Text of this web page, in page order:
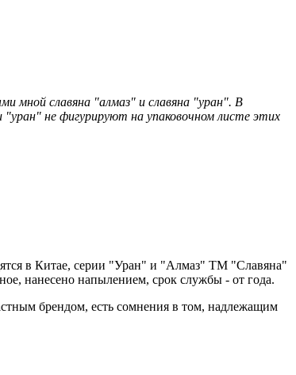
мной славяна "алмаз" и славяна "уран". В
не фигурируют на упаковочном листе этих
в Китае, серии "Уран" и "Алмаз" ТМ "Славяна"
нанесено напылением, срок службы - от года.
брендом, есть сомнения в том, надлежащим